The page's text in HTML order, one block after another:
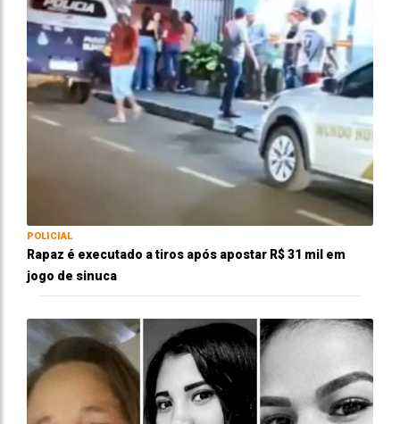
POLICIAL
Rapaz é executado a tiros após apostar R$ 31 mil em
jogo de sinuca